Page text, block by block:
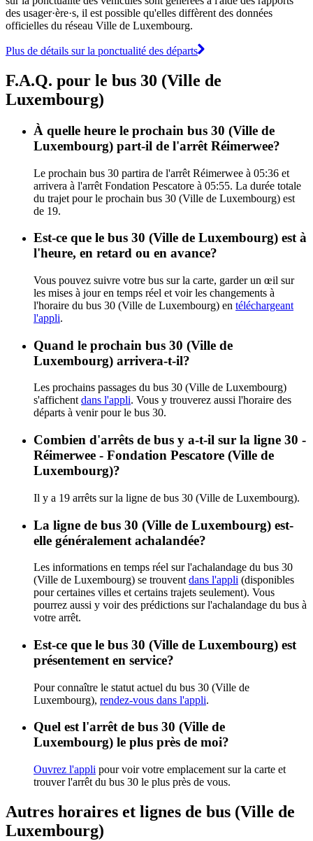
des usager·ère·s, il est possible qu'elles diffèrent des données
officielles du réseau Ville de Luxembourg.
Plus de détails sur la ponctualité des départs
F.A.Q. pour le bus 30 (Ville de
Luxembourg)
À quelle heure le prochain bus 30 (Ville de
Luxembourg) part-il de l'arrêt Réimerwee?
Le prochain bus 30 partira de l'arrêt Réimerwee à 05:36 et
arrivera à l'arrêt Fondation Pescatore à 05:55. La durée totale
du trajet pour le prochain bus 30 (Ville de Luxembourg) est
de 19.
Est-ce que le bus 30 (Ville de Luxembourg) est à
l'heure, en retard ou en avance?
Vous pouvez suivre votre bus sur la carte, garder un œil sur
les mises à jour en temps réel et voir les changements à
l'horaire du bus 30 (Ville de Luxembourg) en téléchargeant
l'appli.
Quand le prochain bus 30 (Ville de
Luxembourg) arrivera-t-il?
Les prochains passages du bus 30 (Ville de Luxembourg)
s'affichent dans l'appli. Vous y trouverez aussi l'horaire des
départs à venir pour le bus 30.
Combien d'arrêts de bus y a-t-il sur la ligne 30 -
Réimerwee - Fondation Pescatore (Ville de
Luxembourg)?
Il y a 19 arrêts sur la ligne de bus 30 (Ville de Luxembourg).
La ligne de bus 30 (Ville de Luxembourg) est-
elle généralement achalandée?
Les informations en temps réel sur l'achalandage du bus 30
(Ville de Luxembourg) se trouvent dans l'appli (disponibles
pour certaines villes et certains trajets seulement). Vous
pourrez aussi y voir des prédictions sur l'achalandage du bus à
votre arrêt.
Est-ce que le bus 30 (Ville de Luxembourg) est
présentement en service?
Pour connaître le statut actuel du bus 30 (Ville de
Luxembourg), rendez-vous dans l'appli.
Quel est l'arrêt de bus 30 (Ville de
Luxembourg) le plus près de moi?
Ouvrez l'appli pour voir votre emplacement sur la carte et
trouver l'arrêt du bus 30 le plus près de vous.
Autres horaires et lignes de bus (Ville de
Luxembourg)